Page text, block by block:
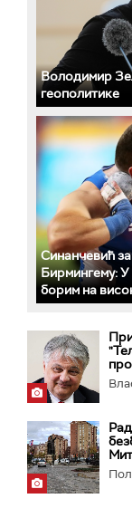
Володимир
геополитике
Синанчевић
Бирмингему:
борим на